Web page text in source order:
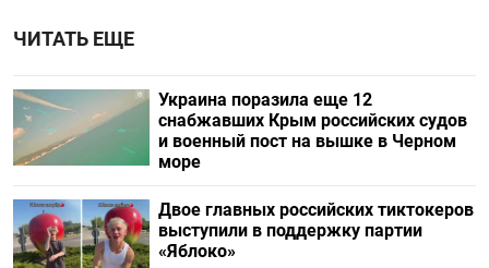
ЧИТАТЬ ЕЩЕ
Украина поразила еще 12
снабжавших Крым российских судов
и военный пост на вышке в Черном
море
Двое главных российских тиктокеров
выступили в поддержку партии
«Яблоко»